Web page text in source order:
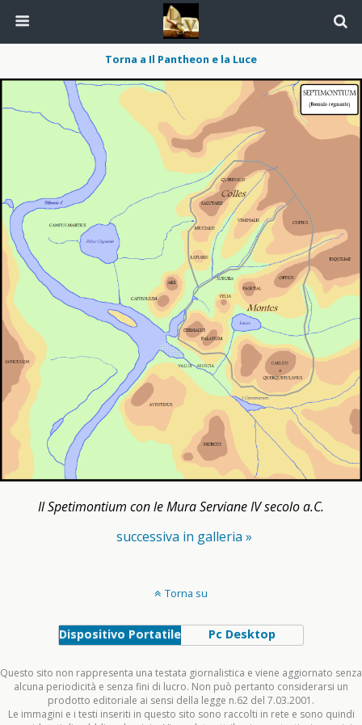
Torna a Il Pantheon e la Luce
Il Spetimontium con le Mura Serviane IV secolo a.C.
successiva in galleria »
Torna su
Dispositivo Portatile Pc Desktop
Questo sito non rappresenta una testata giornalistica e viene aggiornato senza
alcuna periodicità e senza fini di lucro. Non può pertanto considerarsi un
prodotto editoriale ai sensi della legge n.62 del 7.03.2001.
Le immagini e i testi inseriti in questo sito sono raccolti in rete e sono quindi